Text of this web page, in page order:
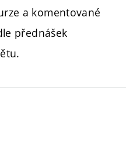
a komentované
přednášek